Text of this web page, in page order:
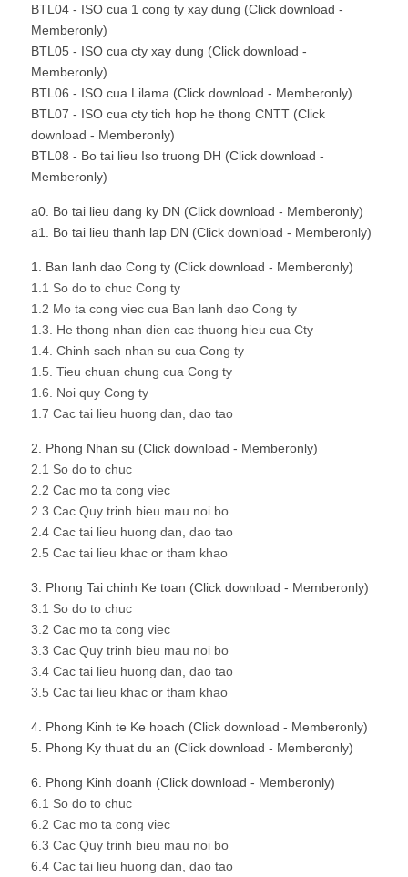
BTL04 - ISO cua 1 cong ty xay dung (Click download -
Memberonly)
BTL05 - ISO cua cty xay dung (Click download -
Memberonly)
BTL06 - ISO cua Lilama (Click download - Memberonly)
BTL07 - ISO cua cty tich hop he thong CNTT (Click
download - Memberonly)
BTL08 - Bo tai lieu Iso truong DH (Click download -
Memberonly)
a0. Bo tai lieu dang ky DN (Click download - Memberonly)
a1. Bo tai lieu thanh lap DN (Click download - Memberonly)
1. Ban lanh dao Cong ty (Click download - Memberonly)
1.1 So do to chuc Cong ty
1.2 Mo ta cong viec cua Ban lanh dao Cong ty
1.3. He thong nhan dien cac thuong hieu cua Cty
1.4. Chinh sach nhan su cua Cong ty
1.5. Tieu chuan chung cua Cong ty
1.6. Noi quy Cong ty
1.7 Cac tai lieu huong dan, dao tao
2. Phong Nhan su (Click download - Memberonly)
2.1 So do to chuc
2.2 Cac mo ta cong viec
2.3 Cac Quy trinh bieu mau noi bo
2.4 Cac tai lieu huong dan, dao tao
2.5 Cac tai lieu khac or tham khao
3. Phong Tai chinh Ke toan (Click download - Memberonly)
3.1 So do to chuc
3.2 Cac mo ta cong viec
3.3 Cac Quy trinh bieu mau noi bo
3.4 Cac tai lieu huong dan, dao tao
3.5 Cac tai lieu khac or tham khao
4. Phong Kinh te Ke hoach (Click download - Memberonly)
5. Phong Ky thuat du an (Click download - Memberonly)
6. Phong Kinh doanh (Click download - Memberonly)
6.1 So do to chuc
6.2 Cac mo ta cong viec
6.3 Cac Quy trinh bieu mau noi bo
6.4 Cac tai lieu huong dan, dao tao